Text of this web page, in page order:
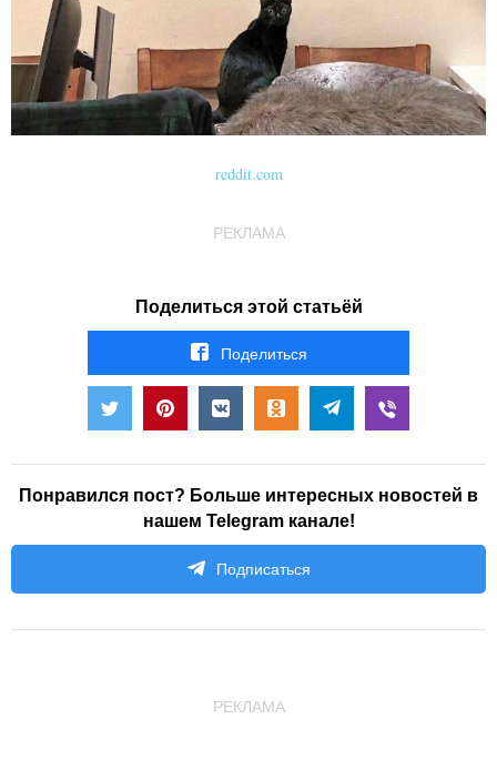
reddit.com
РЕКЛАМА
Поделиться этой статьёй
Поделиться
Понравился пост? Больше интересных новостей в
нашем Telegram канале!
Подписаться
РЕКЛАМА